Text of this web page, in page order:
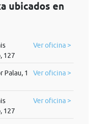
ubicados en
127
Ver oficina >
Palau, 1 Ver oficina >
127
Ver oficina >